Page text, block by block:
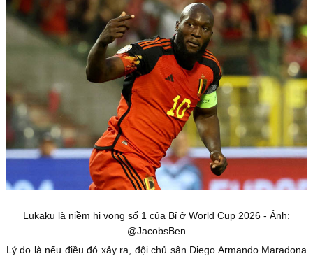
Lukaku là niềm hi vọng số 1 của Bỉ ở World Cup 2026 - Ảnh:
@JacobsBen
Lý do là nếu điều đó xảy ra, đội chủ sân Diego Armando Maradona